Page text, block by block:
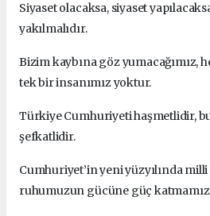
Siyaset olacaksa, siyaset
yakılmalıdır.
Bizim kaybına göz yumacağımız,
tek bir insanımız yoktur.
Türkiye Cumhuriyeti haşmetlidir,
şefkatlidir.
Cumhuriyet’in yeni yüzyılında
ruhumuzun gücüne güç